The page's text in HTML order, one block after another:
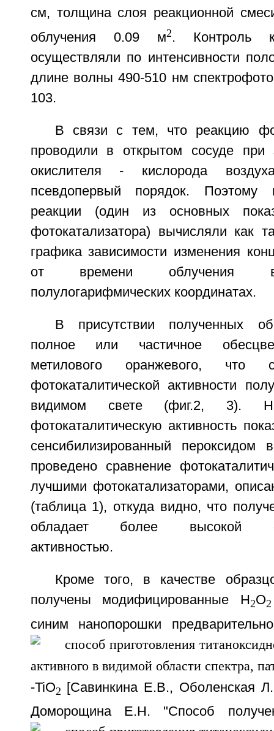
см, толщина слоя реакционной
облучения 0.09 м2. Контроль
осуществляли по интенсивности
длине волны 490-510 нм
103.
В связи с тем, что реакцию
проводили в открытом сосуде при
окислителя - кислорода
псевдопервый порядок. Поэтому
реакции (один из основных
фотокатализатора) вычисляли как
графика зависимости изменения
от времени облучения
полулогарифмических координатах.
В присутствии полученных
полное или частичное
метилового оранжевого, что
фотокаталитической активности
видимом свете (фиг.2, 3).
фотокаталитическую активность
сенсибилизированный пероксидом
проведено сравнение
лучшими фотокатализаторами,
(таблица 1), откуда видно, что
обладает более высокой
активностью.
Кроме того, в качестве
получены модифицированные H 2O2
синим нанопорошки
-TiO2
[Савинкина Е.В., Оболенская
Доморощина Е.Н. "Способ